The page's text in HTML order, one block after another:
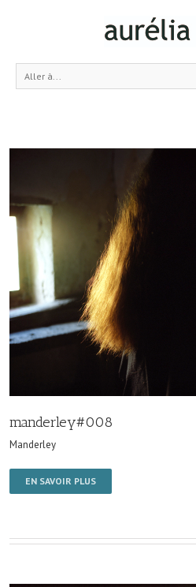
Aller à...
manderley#008
Manderley
EN SAVOIR PLUS